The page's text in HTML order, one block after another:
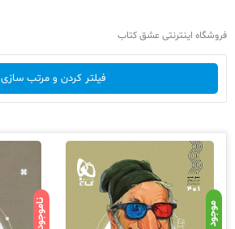
فروشگاه اینترنتی عشق کتاب
فیلتر کردن و مرتب سازی
موجود ناموجود